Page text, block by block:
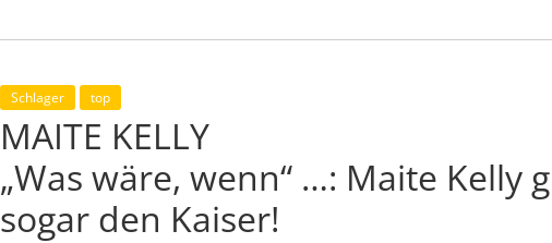
Schlager top
MAITE KELLY
„Was wäre, wenn“ …: Maite Kelly
sogar den Kaiser!